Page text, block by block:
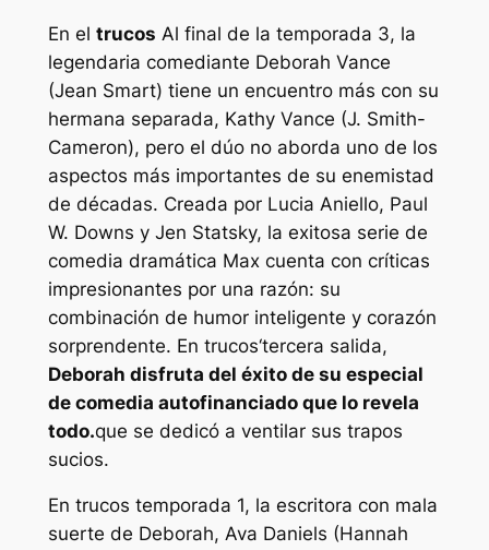
En el trucos Al final de la temporada 3, la
legendaria comediante Deborah Vance
(Jean Smart) tiene un encuentro más con su
hermana separada, Kathy Vance (J. Smith-
Cameron), pero el dúo no aborda uno de los
aspectos más importantes de su enemistad
de décadas. Creada por Lucia Aniello, Paul
W. Downs y Jen Statsky, la exitosa serie de
comedia dramática Max cuenta con críticas
impresionantes por una razón: su
combinación de humor inteligente y corazón
sorprendente. En trucos‘tercera salida,
Deborah disfruta del éxito de su especial
de comedia autofinanciado que lo revela
todo.que se dedicó a ventilar sus trapos
sucios.
En trucos temporada 1, la escritora con mala
suerte de Deborah, Ava Daniels (Hannah